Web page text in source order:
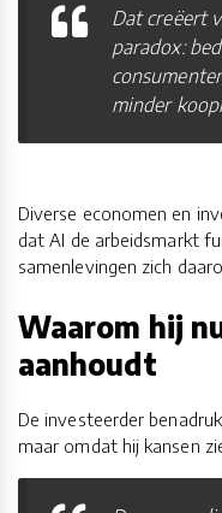
Dat creëert
paradox:
minder
Diverse economen en
dat AI de arbeidsmarkt
samenlevingen zich
Waarom hij
aanhoudt
De investeerder
maar omdat hij kansen